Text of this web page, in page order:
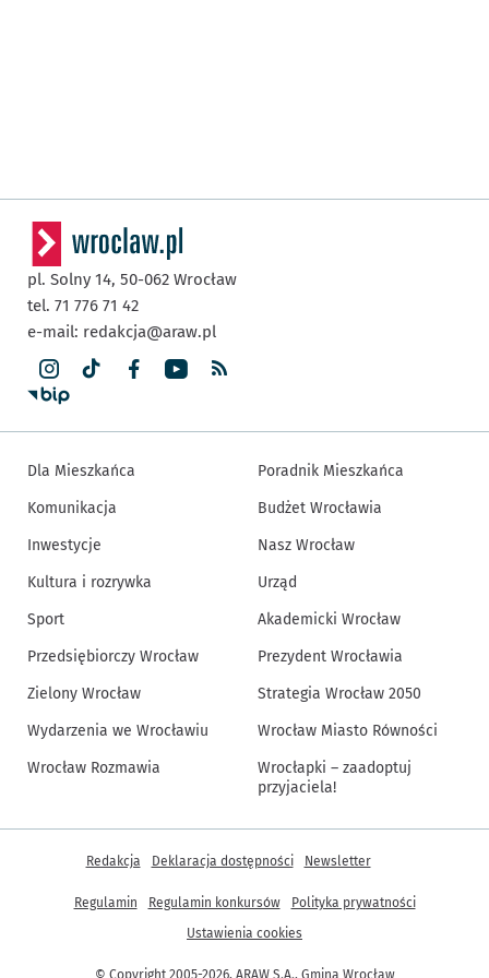
pl. Solny 14, 50-062 Wrocław
tel. 71 776 71 42
e-mail: redakcja@araw.pl
Dla Mieszkańca
Komunikacja
Inwestycje
Kultura i rozrywka
Sport
Przedsiębiorczy Wrocław
Zielony Wrocław
Wydarzenia we Wrocławiu
Wrocław Rozmawia
Poradnik Mieszkańca
Budżet Wrocławia
Nasz Wrocław
Urząd
Akademicki Wrocław
Prezydent Wrocławia
Strategia Wrocław 2050
Wrocław Miasto Równości
Wrocłapki – zaadoptuj
przyjaciela!
© Copyright 2005-2026, ARAW S.A., Gmina Wrocław
Inne informacje
Redakcja Deklaracja dostępności Newsletter
Regulamin Regulamin konkursów
Polityka prywatności
Ustawienia cookies